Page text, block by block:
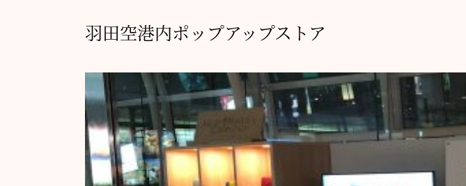
羽田空港内ポップアップストア